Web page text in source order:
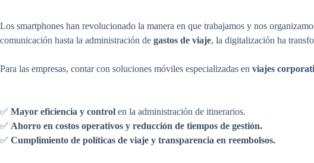
Los smartphones han revolucionado la manera en que trabajamos y nos
comunicación hasta la administración de gastos de viaje, la digitalización ha
Para las empresas, contar con soluciones móviles especializadas en viajes
✅ Mayor eficiencia y control en la administración de itinerarios.
✅ Ahorro en costos operativos y reducción de tiempos de gestión.
✅ Cumplimiento de políticas de viaje y transparencia en reembolsos.